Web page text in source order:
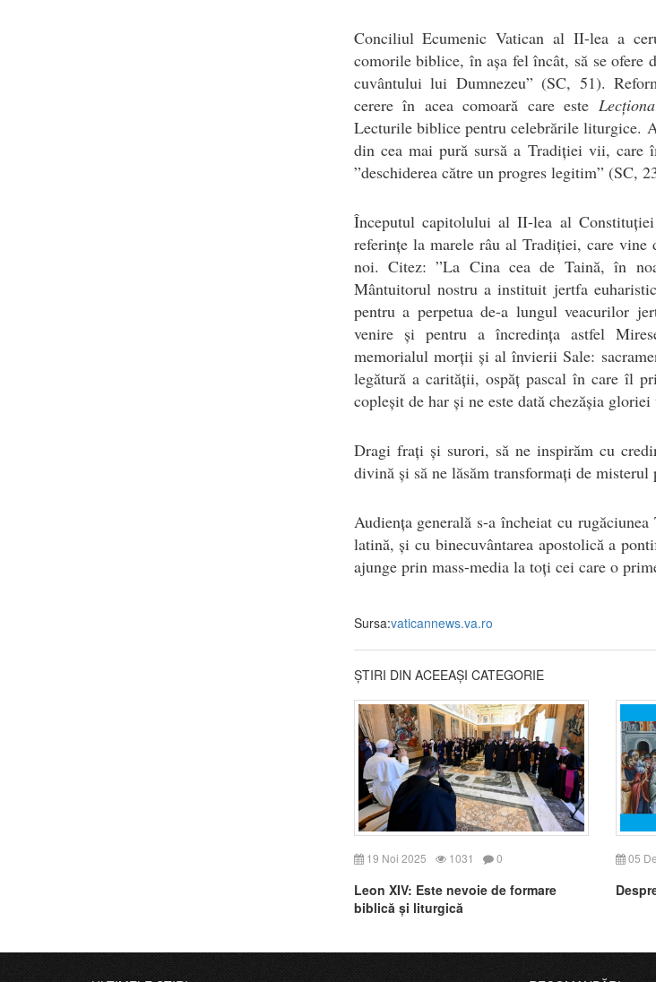
Conciliul Ecumenic Vatican al II-lea a
comorile biblice, în așa fel încât, să se ofere
cuvântului lui Dumnezeu” (SC, 51).
cerere în acea comoară care este
Lecturile biblice pentru celebrările liturgice.
din cea mai pură sursă a Tradiției vii, care
”deschiderea către un progres legitim” (SC,
Începutul capitolului al II-lea al
referințe la marele râu al Tradiției, care
noi. Citez: ”La Cina cea de Taină, în
Mântuitorul nostru a instituit jertfa
pentru a perpetua de-a lungul veacurilor
venire și pentru a încredința astfel
memorialul morții și al învierii Sale:
legătură a carității, ospăț pascal în care îl
copleșit de har și ne este dată chezășia
Dragi frați și surori, să ne inspirăm cu
divină și să ne lăsăm transformați de misterul
Audiența generală s-a încheiat cu
latină, și cu binecuvântarea apostolică a
ajunge prin mass-media la toți cei care o
Sursa:vaticannews.va.ro
ȘTIRI DIN ACEEAȘI CATEGORIE
19 Noi 2025 1031 0
Leon XIV: Este nevoie de formare
biblică și liturgică
05